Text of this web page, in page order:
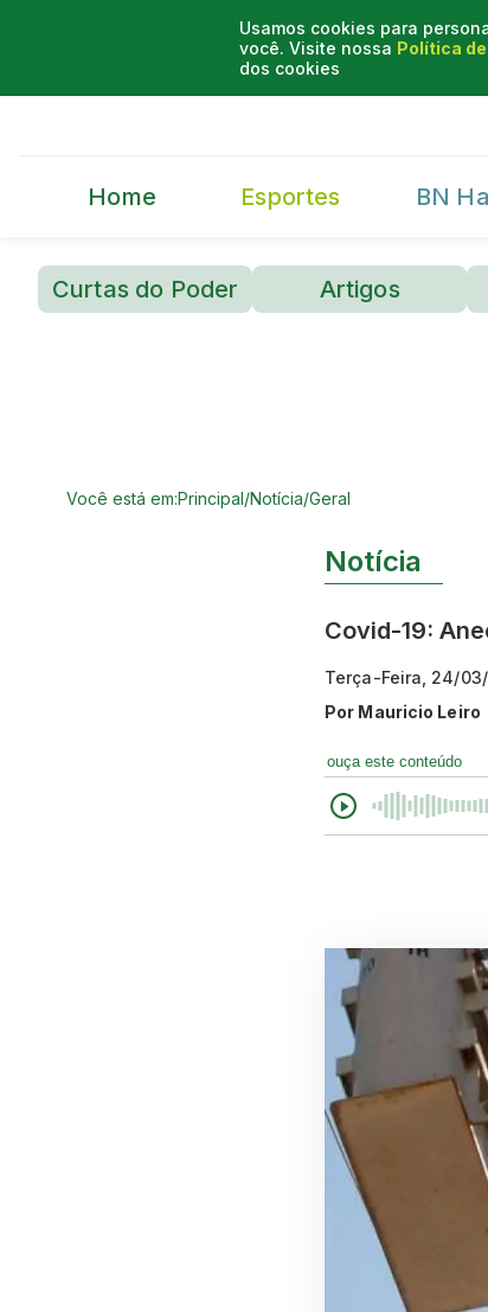
Usamos cookies para
você. Visite nossa Política
dos cookies
Home Esportes BN
Curtas do Poder Artigos
Você está em:Principal/Notícia/Geral
Notícia
Covid-19:
Terça-Feira, 24/
Por Mauricio Leiro
ouça este conteúdo